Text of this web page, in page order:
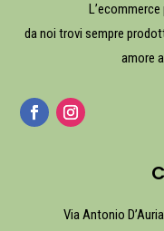
da noi trovi sempre
amore
Via Antonio